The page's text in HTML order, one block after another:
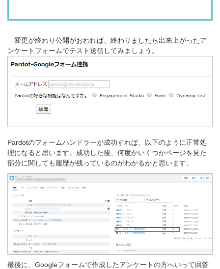
変更が終わり公開がおわれば、終わりましたら出来上がったア
ンケートフォームでテスト送信してみましょう。
Pardotのフォームハンドラーが成功すれば、以下のように正常処
理になると思います。成功した後、何度かいくつかページを見た
部分に関しても履歴が残っているのがわかるかと思います。
最後に、Googleフォームで作成したアンケートの方へいって回答